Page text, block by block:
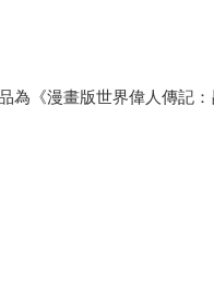
為《漫畫版世界偉人傳記